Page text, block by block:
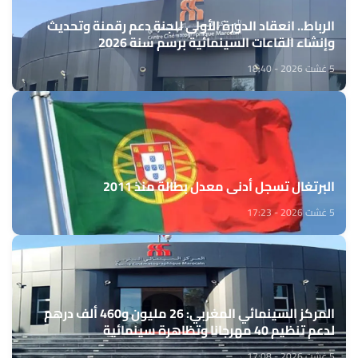
الرباط.. انعقاد الدورة الأولى للجنة دعم رقمنة وتحديث
وإنشاء القاعات السينمائية برسم سنة 2026
5 غشت 2026 - 18:40
البرتغال تسجل أدنى معدل بطالة منذ 2011
5 غشت 2026 - 17:23
المركز السينمائي المغربي: 26 مليون و460 ألف درهم
لدعم تنظيم 40 مهرجانا وتظاهرة سينمائية